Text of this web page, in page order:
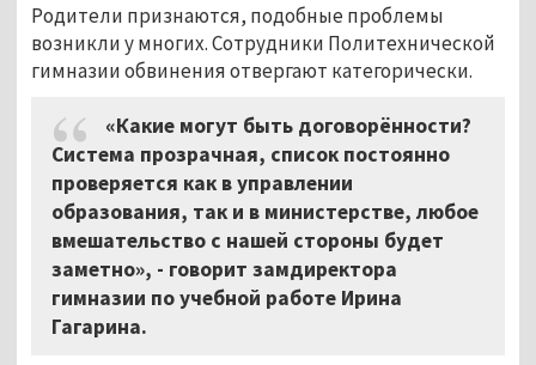
Родители признаются, подобные проблемы
возникли у многих. Сотрудники Политехнической
гимназии обвинения отвергают категорически.
«Какие могут быть договорённости?
Система прозрачная, список постоянно
проверяется как в управлении
образования, так и в министерстве, любое
вмешательство с нашей стороны будет
заметно», - говорит замдиректора
гимназии по учебной работе Ирина
Гагарина.